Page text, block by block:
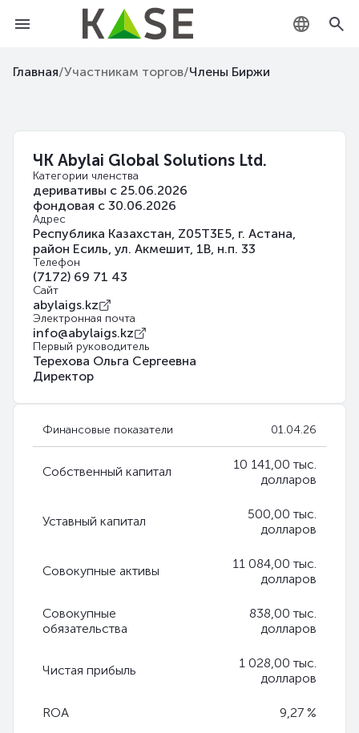
Главная/Участникам торгов/Члены Биржи
ЧК Abylai Global Solutions Ltd.
Категории членства
деривативы с 25.06.2026
фондовая с 30.06.2026
Адрес
Республика Казахстан, Z05T3E5, г. Астана,
район Есиль, ул. Акмешит, 1В, н.п. 33
Телефон
(7172) 69 71 43
Сайт
abylaigs.kz
Электронная почта
info@abylaigs.kz
Первый руководитель
Терехова Ольга Сергеевна
Директор
Финансовые показатели 01.04.26
Собственный капитал
10 141,00 тыс.
долларов
Уставный капитал
500,00 тыс.
долларов
Совокупные активы
11 084,00 тыс.
долларов
Совокупные
обязательства
838,00 тыс.
долларов
Чистая прибыль
1 028,00 тыс.
долларов
ROA 9,27 %